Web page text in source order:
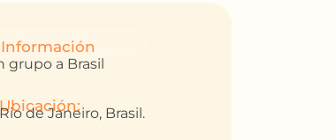
Información
grupo a Brasil
Ubicación:
Rio de Janeiro, Brasil.